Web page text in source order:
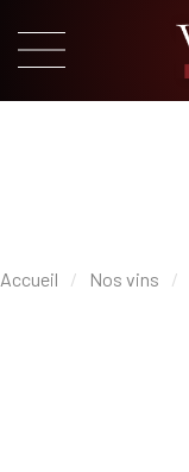
Accueil Nos vins